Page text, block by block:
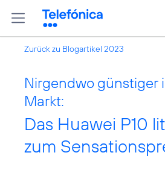
Zurück zu Blogartikel 2023
Nirgendwo günstiger
Markt:
Das Huawei P10
zum